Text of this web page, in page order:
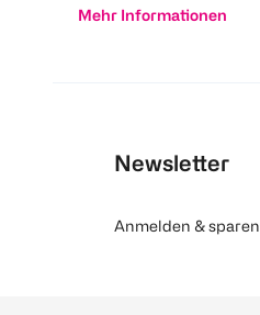
Mehr Informationen
Newsletter
Anmelden & sparen